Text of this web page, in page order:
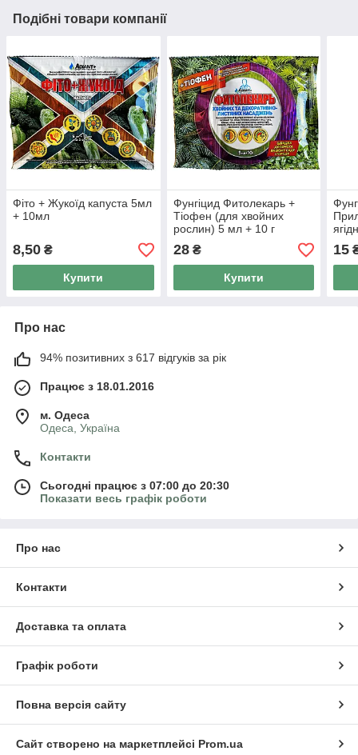
Подібні товари компанії
Фіто + Жукоїд капуста 5мл
+ 10мл
8,50 ₴
Купити
Фунгіцид Фитолекарь +
Тіофен (для хвойних
рослин) 5 мл + 10 г
28₴
Купити
5мл
15
Про нас
94% позитивних з 617 відгуків за рік
Працює з 18.01.2016
м. Одеса
Одеса, Україна
Контакти
Сьогодні працює з 07:00 до 20:30
Показати весь графік роботи
Про нас
Контакти
Доставка та оплата
Графік роботи
Повна версія сайту
Сайт створено на маркетплейсі Prom.ua